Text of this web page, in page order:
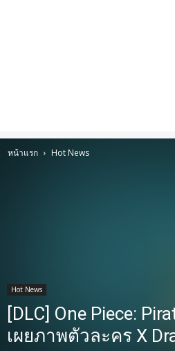
หน้าแรก Hot News
Hot News
[DLC] One Piece:
เผยภาพตัวละคร X